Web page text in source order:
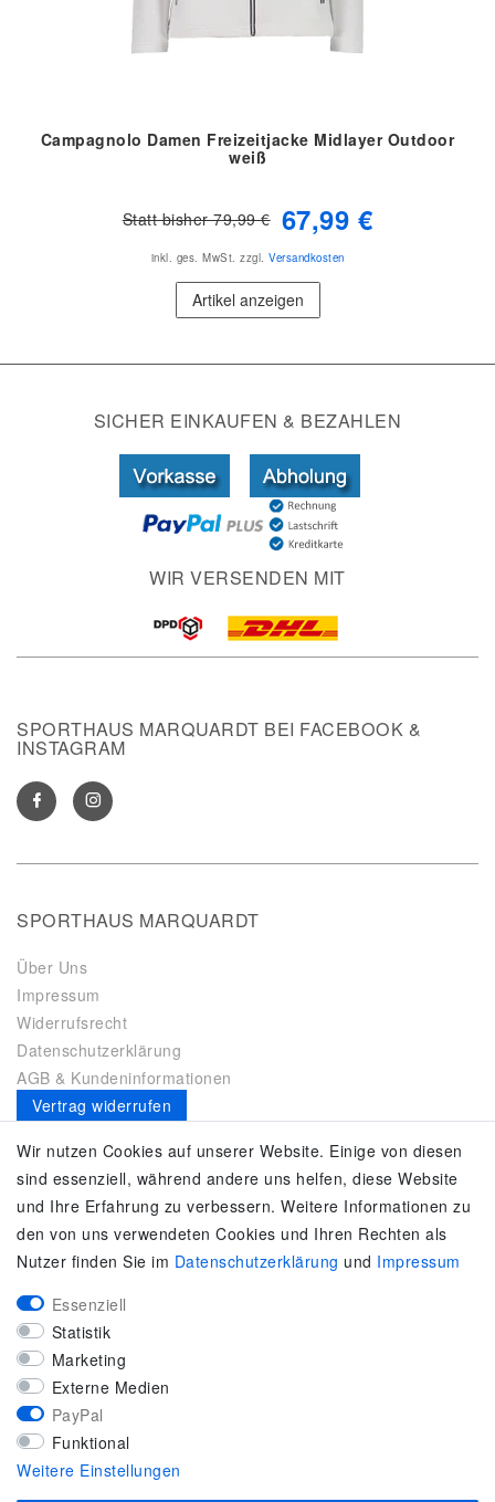
Campagnolo Damen Freizeitjacke Midlayer Outdoor
weiß
Statt bisher 79,99 € 67,99 €
inkl. ges. MwSt. zzgl. Versandkosten
Artikel anzeigen
SICHER EINKAUFEN & BEZAHLEN
WIR VERSENDEN MIT
SPORTHAUS MARQUARDT BEI FACEBOOK &
INSTAGRAM
SPORTHAUS MARQUARDT
Über Uns
Impressum
Widerrufsrecht
Datenschutzerklärung
AGB & Kundeninformationen
Vertrag widerrufen
Es gilt unsereDatenschutzerklärung
SERVICE
Kontakt
Zahlung & Versand
Umtausch / Rückgabe
Größenberater
adidas F50
KUNDENSERVICE
Marken-Sportbekleidung & Sportartikel Fachhandel
Top-Modelle ausgewählter Marken
Wir nutzen Cookies auf unserer Website. Einige von diesen
sind essenziell, während andere uns helfen, diese Website
und Ihre Erfahrung zu verbessern. Weitere Informationen zu
den von uns verwendeten Cookies und Ihren Rechten als
Nutzer finden Sie im Daten­schutz­erklärung und Impressum
Essenziell
Statistik
Marketing
Externe Medien
PayPal
Funktional
Weitere Einstellungen